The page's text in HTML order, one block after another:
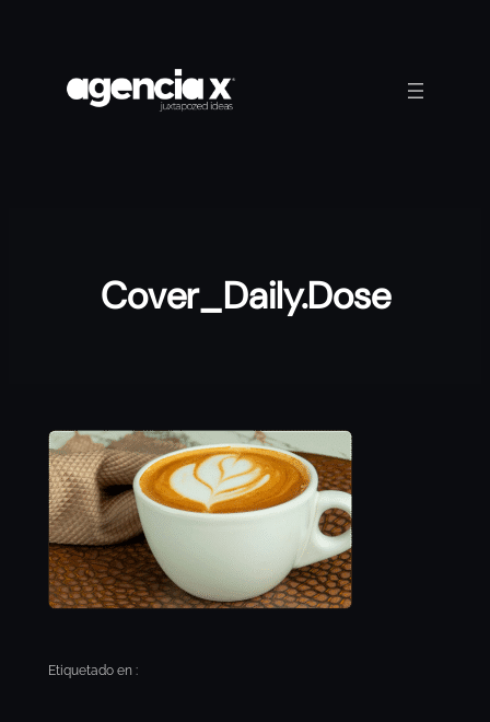
contenido
Cover_Daily.Dose
Etiquetado en :